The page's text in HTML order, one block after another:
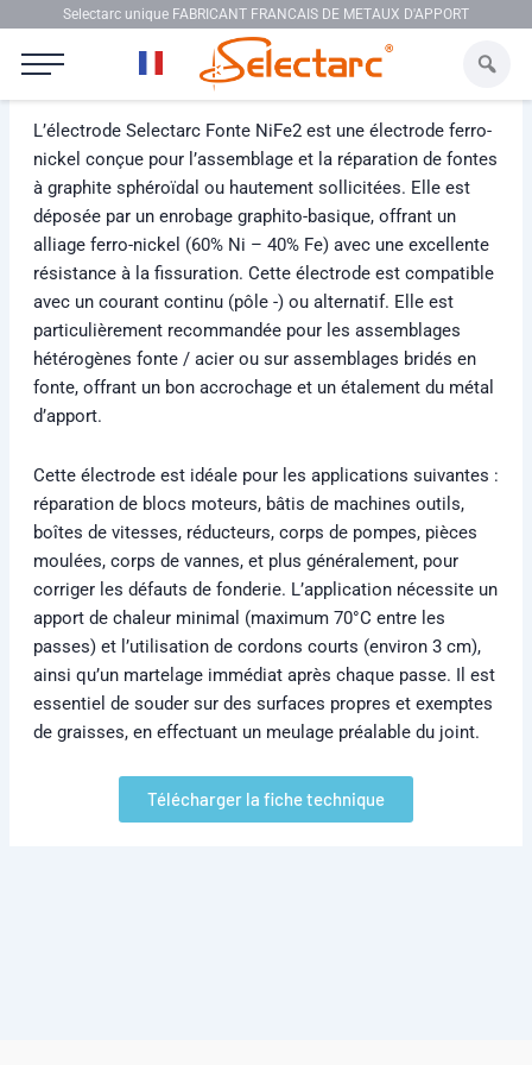
Aller au contenuSelectarc unique FABRICANT FRANCAIS DE METAUX D'APPORT
L’électrode Selectarc Fonte NiFe2 est une électrode ferro-
nickel conçue pour l’assemblage et la réparation de fontes
à graphite sphéroïdal ou hautement sollicitées. Elle est
déposée par un enrobage graphito-basique, offrant un
alliage ferro-nickel (60% Ni – 40% Fe) avec une excellente
résistance à la fissuration. Cette électrode est compatible
avec un courant continu (pôle -) ou alternatif. Elle est
particulièrement recommandée pour les assemblages
hétérogènes fonte / acier ou sur assemblages bridés en
fonte, offrant un bon accrochage et un étalement du métal
d’apport.
Cette électrode est idéale pour les applications suivantes :
réparation de blocs moteurs, bâtis de machines outils,
boîtes de vitesses, réducteurs, corps de pompes, pièces
moulées, corps de vannes, et plus généralement, pour
corriger les défauts de fonderie. L’application nécessite un
apport de chaleur minimal (maximum 70°C entre les
passes) et l’utilisation de cordons courts (environ 3 cm),
ainsi qu’un martelage immédiat après chaque passe. Il est
essentiel de souder sur des surfaces propres et exemptes
de graisses, en effectuant un meulage préalable du joint.
Télécharger la fiche technique